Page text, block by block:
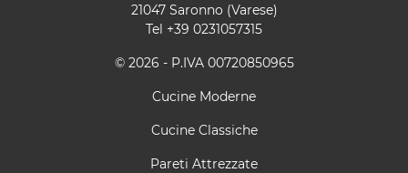
21047 Saronno (Varese)
Tel +39 0231057315
© 2026 - P.IVA 00720850965
Cucine Moderne
Cucine Classiche
Pareti Attrezzate